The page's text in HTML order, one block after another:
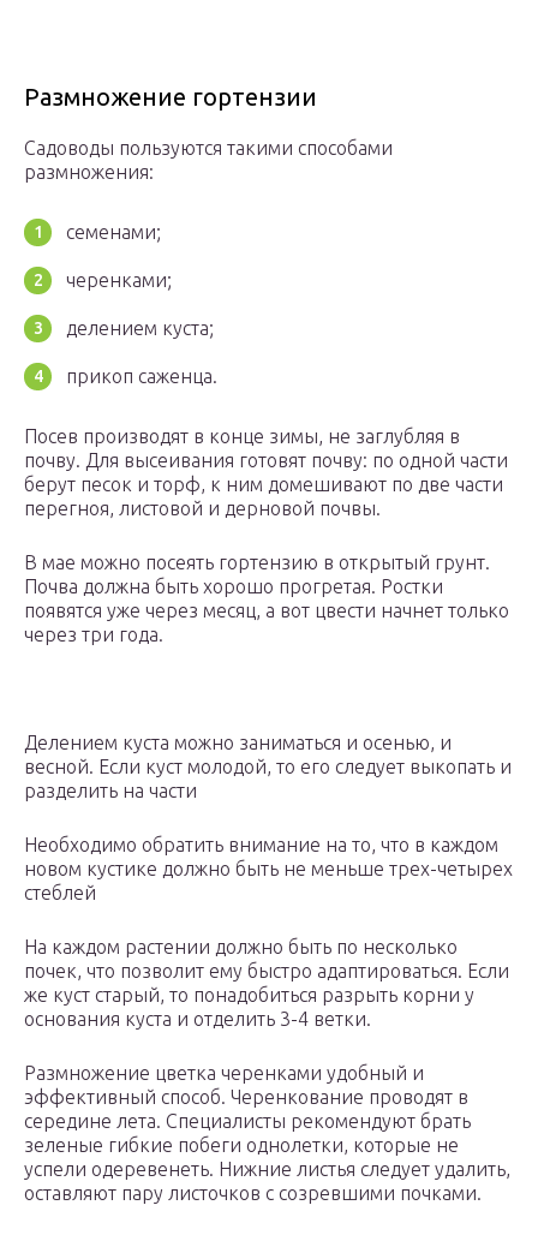
Размножение гортензии
Садоводы пользуются такими способами
размножения:
семенами;
черенками;
делением куста;
прикоп саженца.
Посев производят в конце зимы, не заглубляя в
почву. Для высеивания готовят почву: по одной части
берут песок и торф, к ним домешивают по две части
перегноя, листовой и дерновой почвы.
В мае можно посеять гортензию в открытый грунт.
Почва должна быть хорошо прогретая. Ростки
появятся уже через месяц, а вот цвести начнет только
через три года.
Делением куста можно заниматься и осенью, и
весной. Если куст молодой, то его следует выкопать и
разделить на части
Необходимо обратить внимание на то, что в каждом
новом кустике должно быть не меньше трех-четырех
стеблей
На каждом растении должно быть по несколько
почек, что позволит ему быстро адаптироваться. Если
же куст старый, то понадобиться разрыть корни у
основания куста и отделить 3-4 ветки.
Размножение цветка черенками удобный и
эффективный способ. Черенкование проводят в
середине лета. Специалисты рекомендуют брать
зеленые гибкие побеги однолетки, которые не
успели одеревенеть. Нижние листья следует удалить,
оставляют пару листочков с созревшими почками.